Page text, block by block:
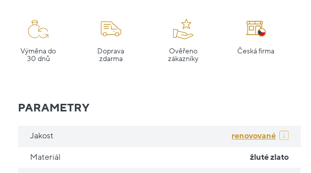
Výměna do
30 dnů
Doprava
zdarma
Ověřeno
zákazníky
Česká firma
PARAMETRY
Jakost renovované
Materiál žluté zlato